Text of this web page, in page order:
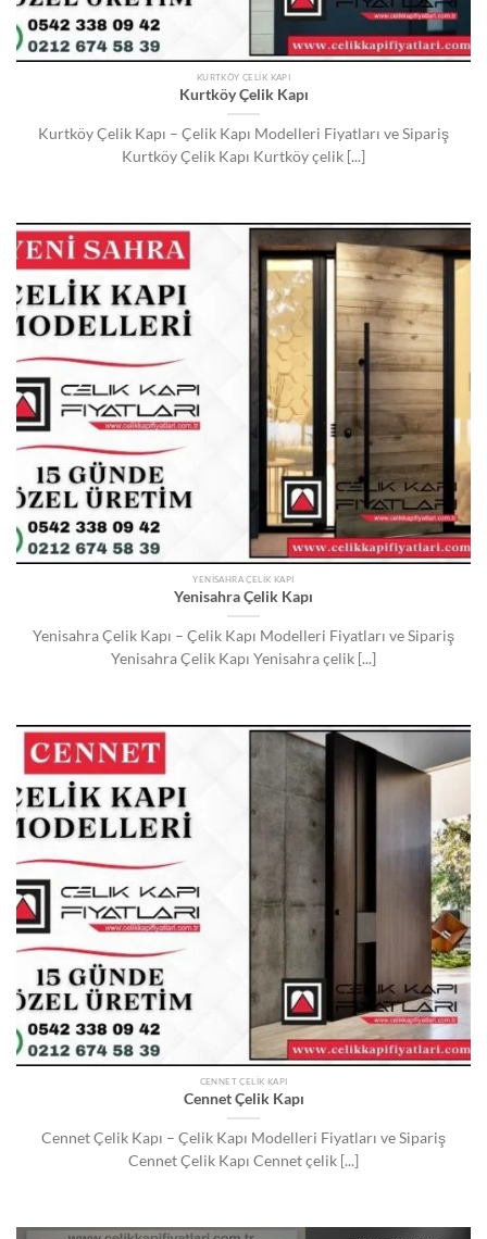
KURTKÖY ÇELIK KAPI
Kurtköy Çelik Kapı
Kurtköy Çelik Kapı – Çelik Kapı Modelleri Fiyatları ve Sipariş
Kurtköy Çelik Kapı Kurtköy çelik [...]
YENISAHRA ÇELIK KAPI
Yenisahra Çelik Kapı
Yenisahra Çelik Kapı – Çelik Kapı Modelleri Fiyatları ve Sipariş
Yenisahra Çelik Kapı Yenisahra çelik [...]
CENNET ÇELIK KAPI
Cennet Çelik Kapı
Cennet Çelik Kapı – Çelik Kapı Modelleri Fiyatları ve Sipariş
Cennet Çelik Kapı Cennet çelik [...]